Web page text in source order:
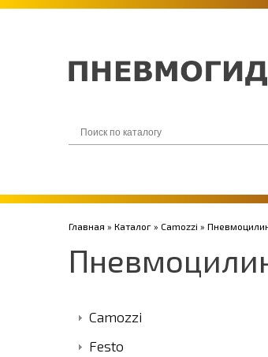
Главная » Каталог » Camozzi »
Camozzi
Festo